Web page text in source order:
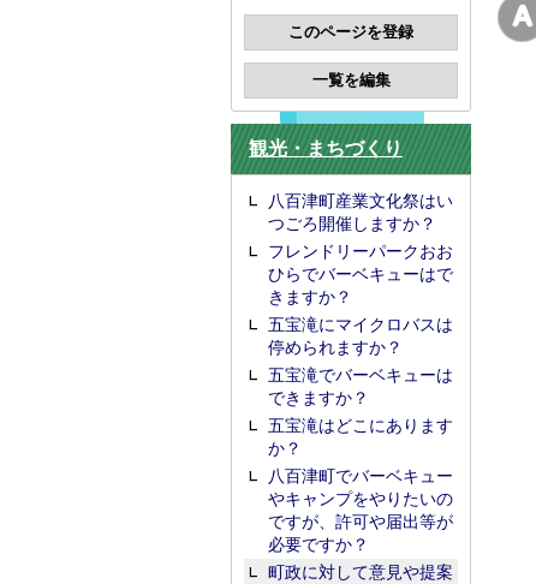
観光・まちづくり
八百津町産業文化祭はい
つごろ開催しますか？
フレンドリーパークおお
ひらでバーベキューはで
きますか？
五宝滝にマイクロバスは
停められますか？
五宝滝でバーベキューは
できますか？
五宝滝はどこにあります
か？
八百津町でバーベキュー
やキャンプをやりたいの
ですが、許可や届出等が
必要ですか？
町政に対して意見や提案